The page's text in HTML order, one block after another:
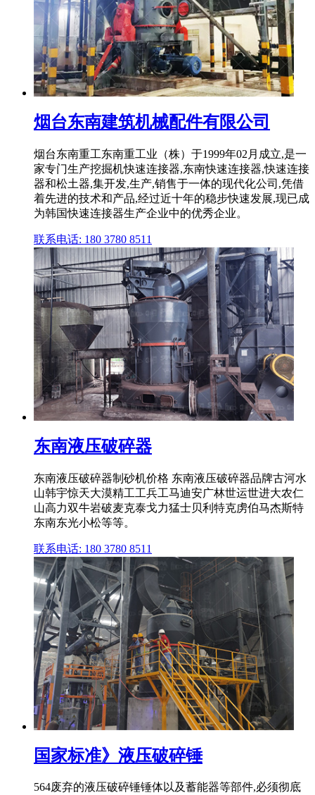
烟台东南建筑机械配件有限公司
烟台东南重工东南重工业（株）于1999年02月成立,是一
家专门生产挖掘机快速连接器,东南快速连接器,快速连接
器和松土器,集开发,生产,销售于一体的现代化公司,凭借
着先进的技术和产品,经过近十年的稳步快速发展,现已成
为韩国快速连接器生产企业中的优秀企业。
联系电话: 180 3780 8511
东南液压破碎器
东南液压破碎器制砂机价格 东南液压破碎器品牌古河水
山韩宇惊天大漠精工工兵工马迪安广林世运世进大农仁
山高力双牛岩破麦克泰戈力猛士贝利特克虏伯马杰斯特
东南东光小松等等。
联系电话: 180 3780 8511
国家标准》液压破碎锤
564废弃的液压破碎锤锤体以及蓄能器等部件,必须彻底